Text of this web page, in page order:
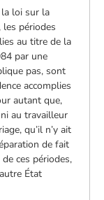
loi sur la
les périodes
au titre de la
par une
pas, sont
accomplies
autant que,
au travailleur
qu’il n’y ait
de fait
ces périodes,
État